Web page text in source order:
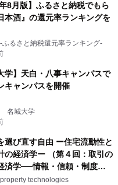
年8月版】ふるさと納税でもら
本酒』の還元率ランキングを
ふるさと納税還元率ランキング-
学】天白・八事キャンパスで
キャンパスを開催
名城大学
選び直す自由 ー住宅流動性と
の経済学ー （第４回：取引の
済学──情報・信頼・制度を
はどう組み替えるか）｜
technologies